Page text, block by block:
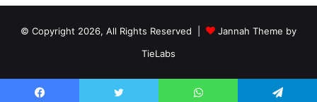
© Copyright 2026, All Rights Reserved |
Jannah Theme by
TieLabs